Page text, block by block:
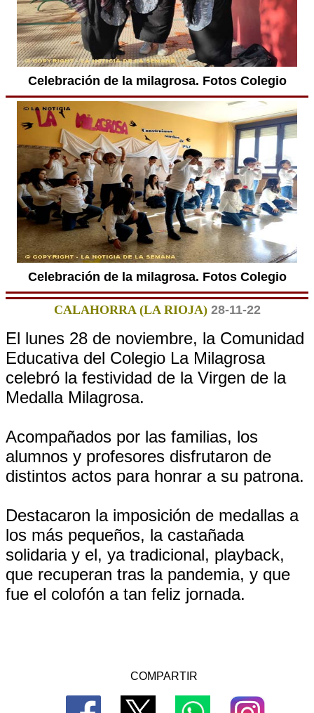
Celebración de la milagrosa. Fotos Colegio
Celebración de la milagrosa. Fotos Colegio
CALAHORRA (LA RIOJA) 28-11-22
El lunes 28 de noviembre, la Comunidad
Educativa del Colegio La Milagrosa
celebró la festividad de la Virgen de la
Medalla Milagrosa.
Acompañados por las familias, los
alumnos y profesores disfrutaron de
distintos actos para honrar a su patrona.
Destacaron la imposición de medallas a
los más pequeños, la castañada
solidaria y el, ya tradicional, playback,
que recuperan tras la pandemia, y que
fue el colofón a tan feliz jornada.
COMPARTIR